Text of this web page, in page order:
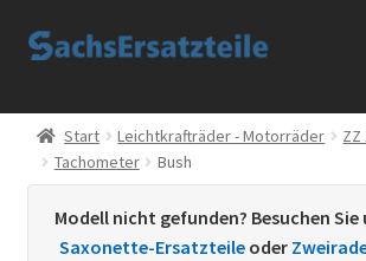
Zur
Zum
Start
AGB
Datenschutzerklärung
Start Leichtkrafträder - Motorräder
ZZ
Tachometer
Bush
Modell nicht gefunden? Besuchen Sie
Saxonette-Ersatzteile oder